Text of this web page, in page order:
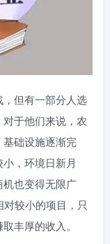
但有一部分人选
于他们来说，农
础设施逐渐完
，环境日新月
也变得无限广
较小的项目，只
丰厚的收入。